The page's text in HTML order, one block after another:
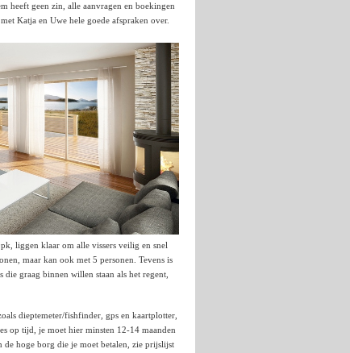
heeft geen zin, alle aanvragen en boekingen
Katja en Uwe hele goede afspraken over.
liggen klaar om alle vissers veilig en snel
maar kan ook met 5 personen. Tevens is
graag binnen willen staan als het regent,
dieptemeter/fishfinder, gps en kaartplotter,
op tijd, je moet hier minsten 12-14 maanden
hoge borg die je moet betalen, zie prijslijst